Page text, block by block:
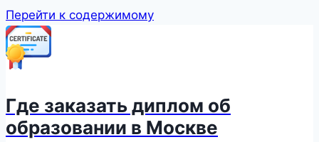
Перейти к содержимому
Где заказать диплом об
образовании в Москве